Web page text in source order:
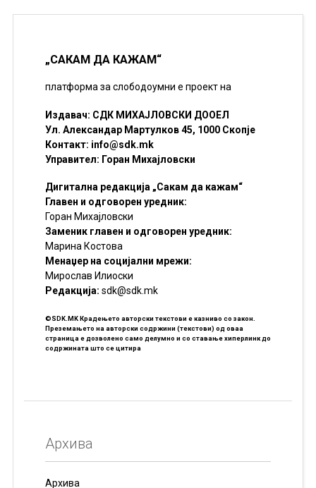
„САКАМ ДА КАЖАМ“
платформа за слободоумни е проект на
Издавач: СДК МИХАЈЛОВСКИ ДООЕЛ
Ул. Александар Мартулков 45, 1000 Скопје
Контакт: info@sdk.mk
Управител: Горан Михајловски
Дигитална редакција „Сакам да кажам“
Главен и одговорен уредник:
Горан Михајловски
Заменик главен и одговорен уредник:
Марина Костова
Менаџер на социјални мрежи:
Мирослав Илиоски
Редакцијa: sdk@sdk.mk
©SDK.MK Крадењето авторски текстови е казниво со закон.
Преземањето на авторски содржини (текстови) од оваа
страница е дозволено само делумно и со ставање хиперлинк до
содржината што се цитира
Архива
Архива